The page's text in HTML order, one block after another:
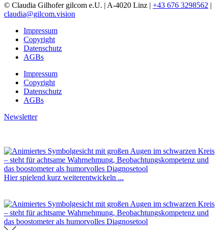
© Claudia Gilhofer gilcom e.U. | A-4020 Linz | +43 676 3298562 |
claudia@gilcom.vision
Impressum
Copyright
Datenschutz
AGBs
Impressum
Copyright
Datenschutz
AGBs
Newsletter
Hier spielend kurz weiterentwickeln ...